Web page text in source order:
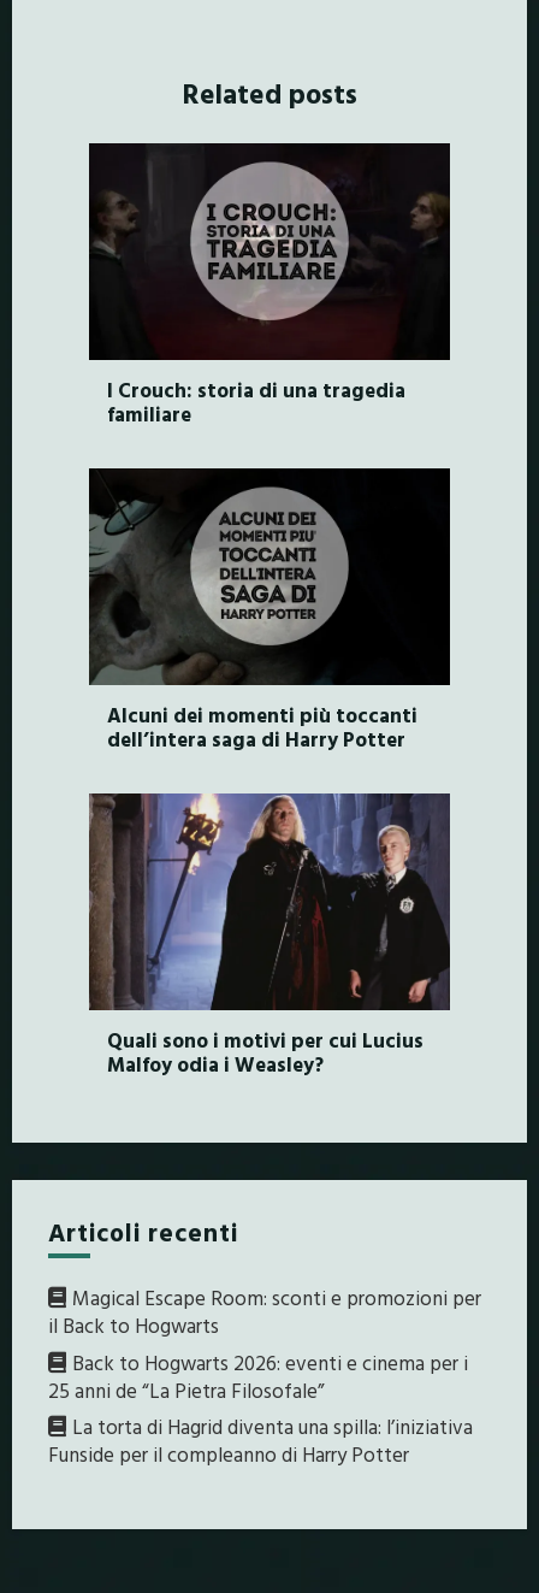
Related posts
I Crouch: storia di una tragedia
familiare
Alcuni dei momenti più toccanti
dell’intera saga di Harry Potter
Quali sono i motivi per cui Lucius
Malfoy odia i Weasley?
Articoli recenti
Magical Escape Room: sconti e promozioni per
il Back to Hogwarts
Back to Hogwarts 2026: eventi e cinema per i
25 anni de “La Pietra Filosofale”
La torta di Hagrid diventa una spilla: l’iniziativa
Funside per il compleanno di Harry Potter